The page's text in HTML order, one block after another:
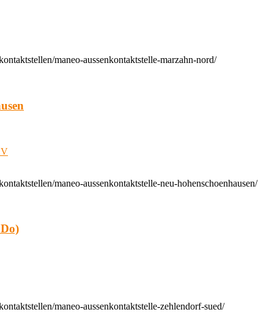
maneo-aussenkontaktstelle-marzahn-nord/
maneo-aussenkontaktstelle-neu-hohenschoenhausen/
maneo-aussenkontaktstelle-zehlendorf-sued/